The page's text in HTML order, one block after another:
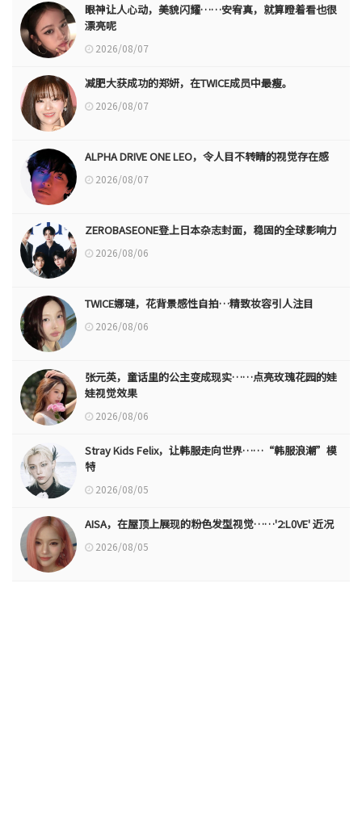
眼神让人心动，美貌闪耀……安宥真，就算瞪着看也很
漂亮呢
2026/08/07
减肥大获成功的郑妍，在TWICE成员中最瘦。
2026/08/07
ALPHA DRIVE ONE LEO，令人目不转睛的视觉存在感
2026/08/07
ZEROBASEONE登上日本杂志封面，稳固的全球影响力
2026/08/06
TWICE娜璉，花背景感性自拍…精致妆容引人注目
2026/08/06
张元英，童话里的公主变成现实……点亮玫瑰花园的娃
娃视觉效果
2026/08/06
Stray Kids Felix，让韩服走向世界……“韩服浪潮”模
特
2026/08/05
AISA，在屋顶上展现的粉色发型视觉……'2:L0VE' 近况
2026/08/05